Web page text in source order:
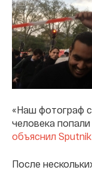
«Наш фотограф
человека
объяснил Sputnik
После